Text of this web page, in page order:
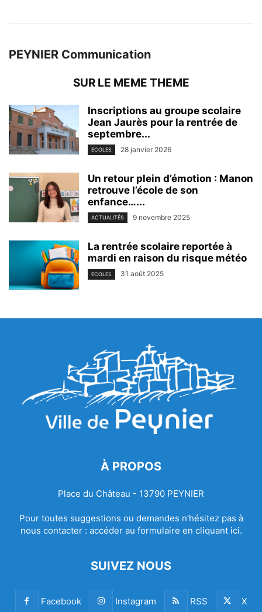
PEYNIER Communication
SUR LE MEME THEME
Inscriptions au groupe scolaire
Jean Jaurès pour la rentrée de
septembre...
ECOLES 28 janvier 2026
Un retour plein d’émotion : Manon
retrouve l’école de son
enfance…...
ACTUALITÉS 9 novembre 2025
La rentrée scolaire reportée à
mardi en raison du risque météo
ECOLES 31 août 2025
À PROPOS
Place du Château - 13790 PEYNIER
Pour toutes suggestions ou demandes n’hésitez pas à
nous contacter : accéder au formulaire en cliquant ici.
SUIVEZ NOUS
Facebook Instagram RSS X